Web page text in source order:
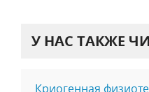
У НАС ТАКЖЕ
Криогенная